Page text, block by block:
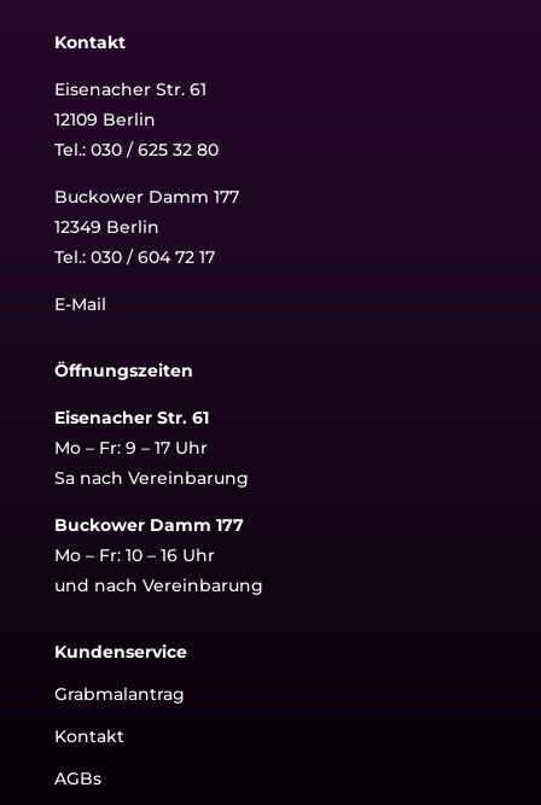
Kontakt
Eisenacher Str. 61
12109 Berlin
Tel.: 030 / 625 32 80
Buckower Damm 177
12349 Berlin
Tel.: 030 / 604 72 17
E-Mail
Öffnungszeiten
Eisenacher Str. 61
Mo – Fr: 9 – 17 Uhr
Sa nach Vereinbarung
Buckower Damm 177
Mo – Fr: 10 – 16 Uhr
und nach Vereinbarung
Kundenservice
Grabmalantrag
Kontakt
AGBs